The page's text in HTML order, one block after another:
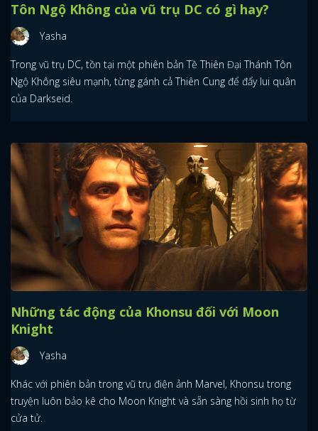
Tôn Ngộ Không của vũ trụ DC có gì hay?
Yasha
Trong vũ trụ DC, tồn tại một phiên bản Tề Thiên Đại Thánh Tôn
Ngộ Không siêu mạnh, từng gánh cả Thiên Cung để đẩy lui quân
của Darkseid.
Những tác động của Khonsu đối với Moon
Knight
Yasha
Khác với phiên bản trong vũ trụ điện ảnh Marvel, Khonsu trong
truyện luôn bảo kê cho Moon Knight và sẵn sàng hồi sinh họ từ
cửa tử.